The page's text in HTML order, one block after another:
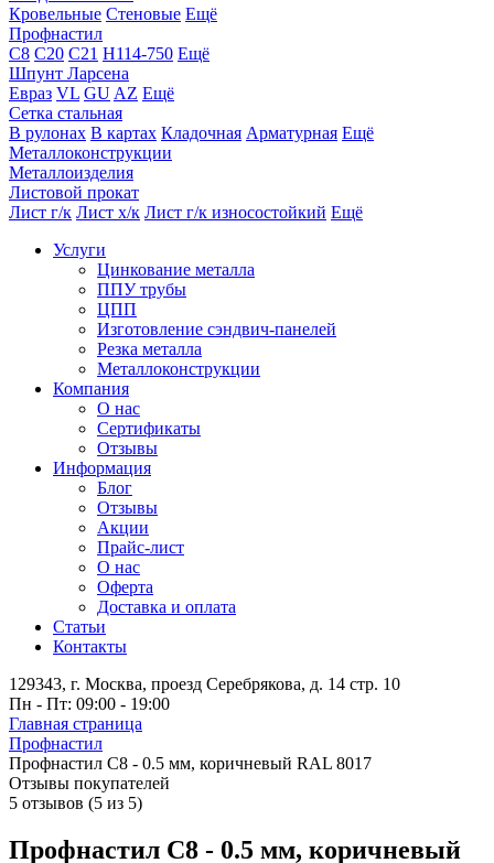
Кровельные Стеновые Ещё
Профнастил
С8 С20 С21 Н114-750 Ещё
Шпунт Ларсена
Евраз VL GU AZ Ещё
Сетка стальная
В рулонах В картах Кладочная Арматурная Ещё
Металлоконструкции
Металлоизделия
Листовой прокат
Лист г/к Лист х/к Лист г/к износостойкий Ещё
Услуги
Цинкование металла
ППУ трубы
ЦПП
Изготовление сэндвич-панелей
Резка металла
Металлоконструкции
Компания
О нас
Сертификаты
Отзывы
Информация
Блог
Отзывы
Акции
Прайс-лист
О нас
Оферта
Доставка и оплата
Статьи
Контакты
129343, г. Москва, проезд Серебрякова, д. 14 стр. 10
Пн - Пт: 09:00 - 19:00
Главная страница
Профнастил
Профнастил С8 - 0.5 мм, коричневый RAL 8017
Отзывы покупателей
5 отзывов (5 из 5)
Профнастил С8 - 0.5 мм, коричневый